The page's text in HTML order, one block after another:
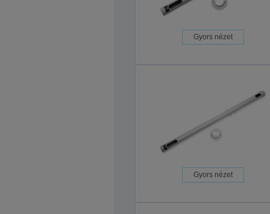
Gyors nézet
Gyors nézet